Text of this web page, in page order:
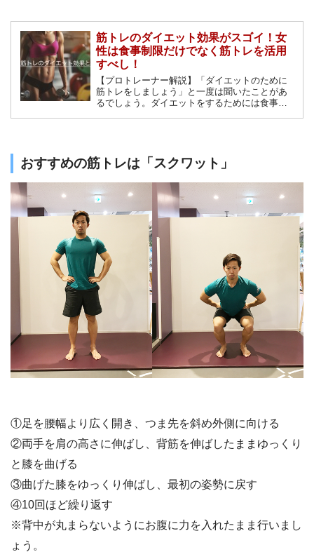
筋トレのダイエット効果がスゴイ！女
性は食事制限だけでなく筋トレを活用
すべし！
【プロトレーナー解説】「ダイエットのために
筋トレをしましょう」と一度は聞いたことがあ
るでしょう。ダイエットをするためには食事の
す。
おすすめの筋トレは「スクワット」
①足を腰幅より広く開き、つま先を斜め外側に向ける
②両手を肩の高さに伸ばし、背筋を伸ばしたままゆっくり
と膝を曲げる
③曲げた膝をゆっくり伸ばし、最初の姿勢に戻す
④10回ほど繰り返す
※背中が丸まらないようにお腹に力を入れたまま行いまし
ょう。